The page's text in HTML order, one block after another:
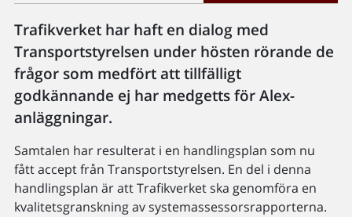
Trafikverket har haft en dialog med
Transportstyrelsen under hösten rörande de
frågor som medfört att tillfälligt
godkännande ej har medgetts för Alex-
anläggningar.
Samtalen har resulterat i en handlingsplan som nu
fått accept från Transportstyrelsen. En del i denna
handlingsplan är att Trafikverket ska genomföra en
kvalitetsgranskning av systemassessorsrapporterna.